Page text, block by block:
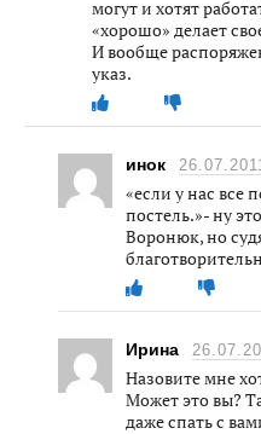
могут и хотят
«хорошо» делает
И вообще
указ.
инок 26.07.2011
«если у нас все
постель.»- ну
Воронюк, но
Ирина
Назовите мне
Может это вы?
даже спать с